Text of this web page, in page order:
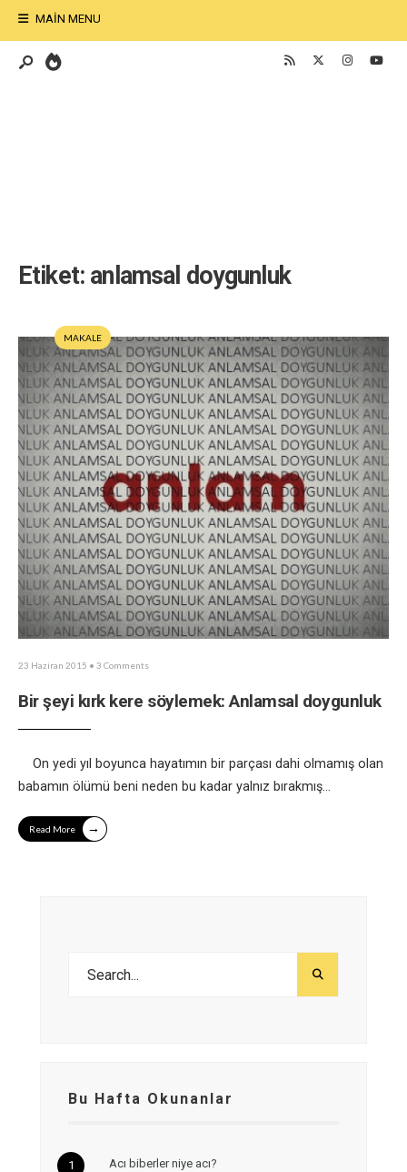
MAIN MENU
Etiket: anlamsal doygunluk
MAKALE
23 Haziran 2015 • 3 Comments
Bir şeyi kırk kere söylemek: Anlamsal doygunluk
On yedi yıl boyunca hayatımın bir parçası dahi olmamış olan
babamın ölümü beni neden bu kadar yalnız bırakmış...
Read More →
Bu Hafta Okunanlar
Acı biberler niye acı?